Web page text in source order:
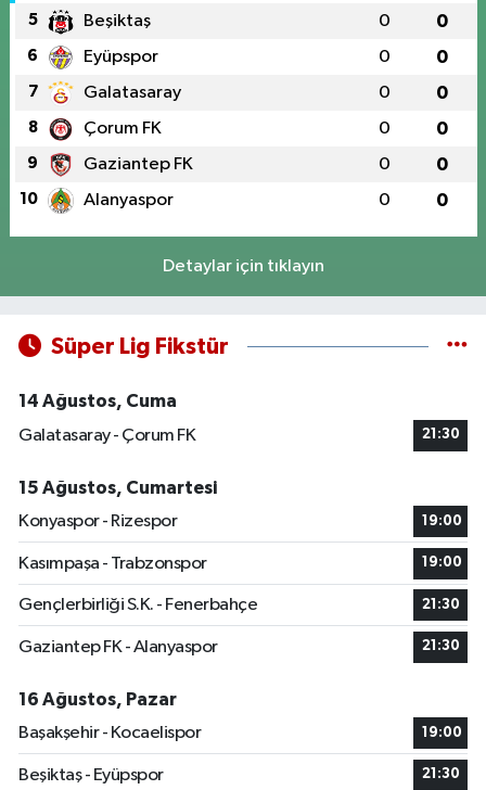
5 Beşiktaş 0 0
6 Eyüpspor 0 0
7 Galatasaray 0 0
8 Çorum FK 0 0
9 Gaziantep FK 0 0
10 Alanyaspor 0 0
Detaylar için tıklayın
Süper Lig Fikstür
14 Ağustos, Cuma
Galatasaray - Çorum FK
21:30
15 Ağustos, Cumartesi
Konyaspor - Rizespor
19:00
Kasımpaşa - Trabzonspor 19:00
Gençlerbirliği S.K. - Fenerbahçe 21:30
Gaziantep FK - Alanyaspor 21:30
16 Ağustos, Pazar
Başakşehir - Kocaelispor
19:00
Beşiktaş - Eyüpspor 21:30